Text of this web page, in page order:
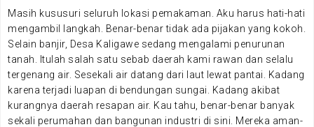
Masih kususuri seluruh lokasi pemakaman. Aku harus hati-hati
mengambil langkah. Benar-benar tidak ada pijakan yang kokoh.
Selain banjir, Desa Kaligawe sedang mengalami penurunan
tanah. Itulah salah satu sebab daerah kami rawan dan selalu
tergenang air. Sesekali air datang dari laut lewat pantai. Kadang
karena terjadi luapan di bendungan sungai. Kadang akibat
kurangnya daerah resapan air. Kau tahu, benar-benar banyak
sekali perumahan dan bangunan industri di sini. Mereka aman-